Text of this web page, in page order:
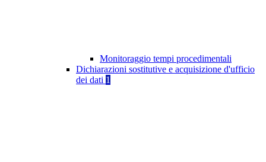
Monitoraggio tempi procedimentali
Dichiarazioni sostitutive e acquisizione d'ufficio
dei dati 1